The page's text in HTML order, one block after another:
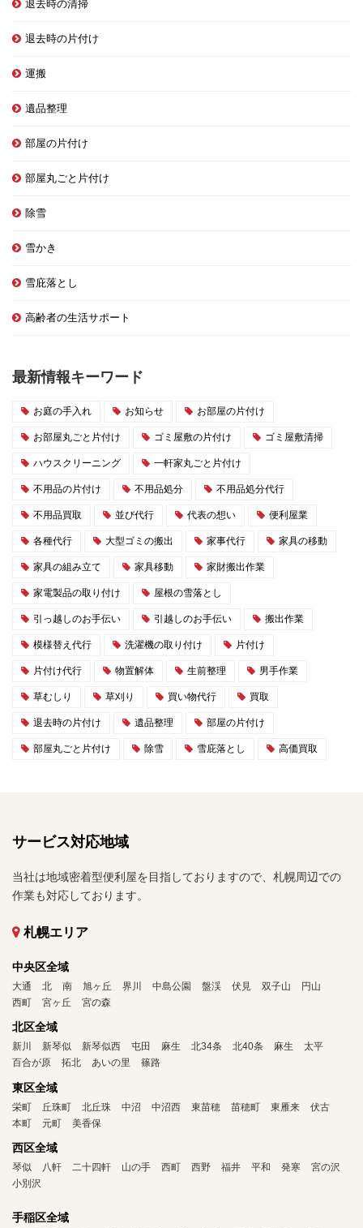
退去時の清掃
退去時の片付け
運搬
遺品整理
部屋の片付け
部屋丸ごと片付け
除雪
雪かき
雪庇落とし
高齢者の生活サポート
最新情報キーワード
お庭の手入れ お知らせ お部屋の片付け
お部屋丸ごと片付け ゴミ屋敷の片付け ゴミ屋敷清掃
ハウスクリーニング 一軒家丸ごと片付け
不用品の片付け 不用品処分 不用品処分代行
不用品買取 並び代行 代表の想い 便利屋業
各種代行 大型ゴミの搬出 家事代行 家具の移動
家具の組み立て 家具移動 家財搬出作業
家電製品の取り付け 屋根の雪落とし
引っ越しのお手伝い 引越しのお手伝い 搬出作業
模様替え代行 洗濯機の取り付け 片付け
片付け代行 物置解体 生前整理 男手作業
草むしり 草刈り 買い物代行 買取
退去時の片付け 遺品整理 部屋の片付け
部屋丸ごと片付け 除雪 雪庇落とし 高価買取
サービス対応地域
当社は地域密着型便利屋を目指しておりますので、札幌周辺での
作業も対応しております。
札幌エリア
中央区全域
大通 北 南 旭ヶ丘 界川 中島公園 盤渓 伏見 双子山
円山
西町
宮ヶ丘 宮の森
北区全域
新川 新琴似 新琴似西 屯田 麻生 北34条 北40条 麻生
太平
百合が原
拓北 あいの里 篠路
東区全域
栄町 丘珠町 北丘珠 中沼 中沼西 東苗穂 苗穂町 東雁来
伏古
本町
元町 美香保
西区全域
琴似 八軒 二十四軒 山の手 西町 西野 福井 平和 発寒
宮の沢
小別沢
手稲区全域